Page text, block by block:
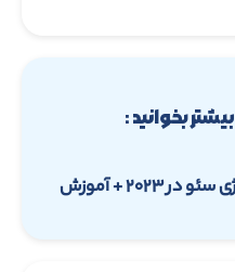
بیشتر بخوانید :
جدیدترین و به روز ترین استراتژی سئو در ۲۰۲۳ + آموزش